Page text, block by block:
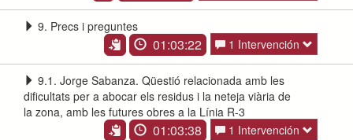
9. Precs i preguntes
01:03:22 1 Intervención
9.1. Jorge Sabanza. Qüestió relacionada amb les
dificultats per a abocar els residus i la neteja viària de
la zona, amb les futures obres a la Línia R-3
01:03:38 1 Intervención